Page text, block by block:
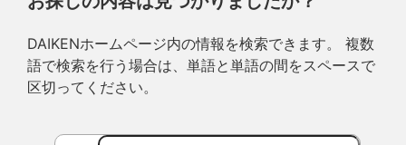
DAIKENホームページ内の情報を検索できます。 複数
語で検索を行う場合は、単語と単語の間をスペースで
区切ってください。